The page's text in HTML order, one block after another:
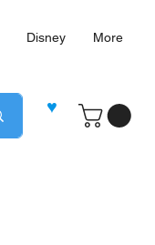
Disney More
♥